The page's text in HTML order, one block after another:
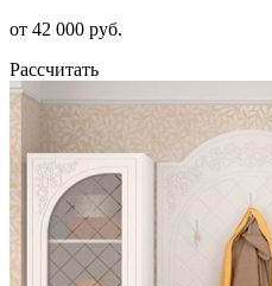
от 42 000 руб.
Рассчитать